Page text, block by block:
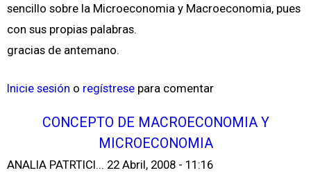
sencillo sobre la Microeconomia y Macroeconomia, pues
con sus propias palabras.
gracias de antemano.
Inicie sesión o regístrese para comentar
CONCEPTO DE MACROECONOMIA Y
MICROECONOMIA
ANALIA PATRTICI... 22 Abril, 2008 - 11:16